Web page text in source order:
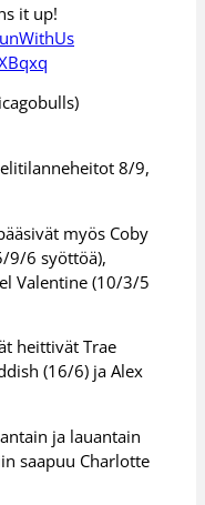
it up!
8/9,
myös Coby
9/6 syöttöä),
Valentine (10/3/5
heittivät Trae
(16/6) ja Alex
ja lauantain
saapuu Charlotte